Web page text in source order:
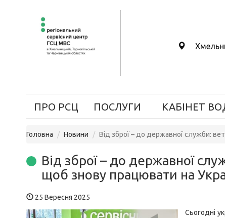
ПРО РСЦ ПОСЛУГИ КАБІНЕТ
Головна Новини Від зброї – до державної служби:
Від зброї – до державної
щоб знову працювати на
25 Вересня 2025
Сьогодні